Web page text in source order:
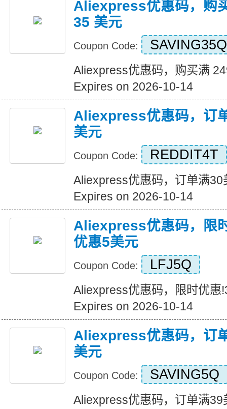
Aliexpress优惠码，购
35 美元
Coupon Code: SAVING35Q
Aliexpress优惠码，购买满
Expires on 2026-10-14
Aliexpress优惠码，订
美元
Coupon Code: REDDIT4T
Aliexpress优惠码，订单满30
Expires on 2026-10-14
Aliexpress优惠码，限
优惠5美元
Coupon Code: LFJ5Q
Aliexpress优惠码，限时优惠
Expires on 2026-10-14
Aliexpress优惠码，订
美元
Coupon Code: SAVING5Q
Aliexpress优惠码，订单满39